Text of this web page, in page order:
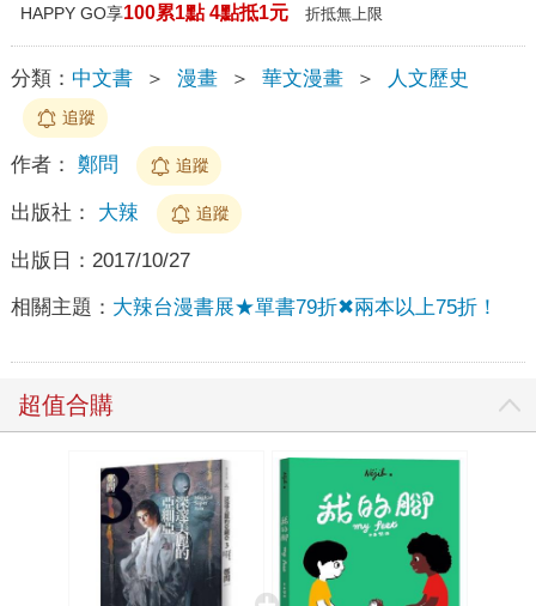
HAPPY GO享100累1點 4點抵1元 折抵無上限
分類： 中文書 ＞ 漫畫 ＞ 華文漫畫 ＞ 人文歷史
追蹤
作者： 鄭問 追蹤
出版社： 大辣 追蹤
出版日： 2017/10/27
相關主題： 大辣台漫書展★單書79折✖兩本以上75折！
超值合購